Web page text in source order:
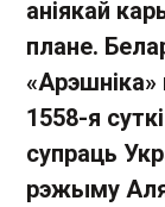
аніякай
плане.
1558-я
супраць
рэжыму